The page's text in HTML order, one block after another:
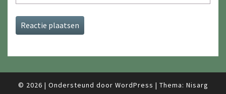
© 2026 | Ondersteund door WordPress | Thema: Nisarg